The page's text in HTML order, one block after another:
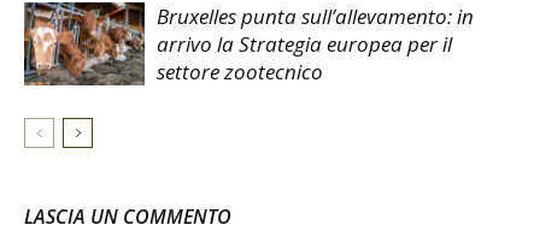
Bruxelles punta sull’allevamento: in
arrivo la Strategia europea per il
settore zootecnico
LASCIA UN COMMENTO